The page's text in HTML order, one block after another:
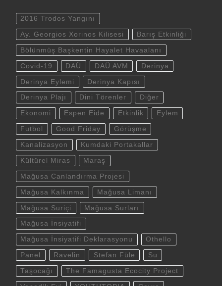
2016 Trodos Yangını
Ay. Georgios Xorinos Kilisesi Barış Etkinliği
Bölünmüş Başkentin Hayalet Havaalanı
Covid-19 DAÜ DAÜ AVM Derinya
Derinya Eylemi Derinya Kapısı
Derinya Plajı Dini Törenler Diğer
Ekonomi Espen Eide Etkinlik Eylem
Futbol Good Friday Görüşme
Kanalizasyon Kumdaki Portakallar
Kültürel Miras Maraş
Mağusa Canlandırma Projesi
Mağusa Kalkınma Mağusa Limanı
Mağusa Suriçi Mağusa Surları
Mağusa İnsiyatifi
Mağusa İnsiyatifi Deklarasyonu Othello
Panel Ravelin Stefan Füle Su
Taşocağı The Famagusta Ecocity Project